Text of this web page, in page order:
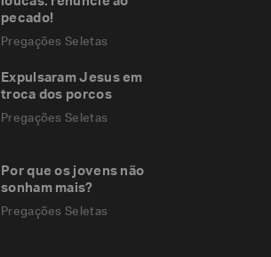
pecado!
Pregações Seletas
Expulsaram Jesus em
troca dos porcos
Pregações Seletas
Por que os jovens não
sonham mais?
Pregações Seletas